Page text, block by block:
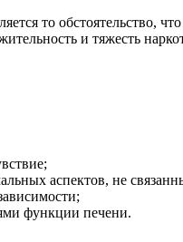
то обстоятельство,
и тяжесть
аспектов, не
функции печени.